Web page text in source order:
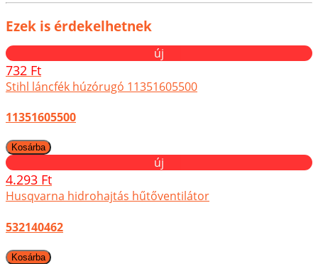
Ezek is érdekelhetnek
új
732 Ft
Stihl láncfék húzórugó 11351605500
11351605500
új
4.293 Ft
Husqvarna hidrohajtás hűtőventilátor
532140462